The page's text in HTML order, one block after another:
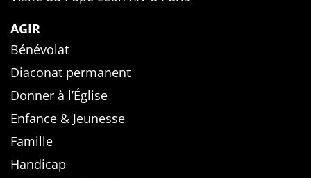
AGIR
Bénévolat
Diaconat permanent
Donner à l’Église
Enfance & Jeunesse
Famille
Handicap